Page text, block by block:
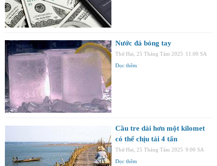
Nước đá bỏng tay
Thứ Hai, 25 Tháng Tám 2025 11:00 SA
Đọc thêm
Cầu tre dài hơn một kilomet
có thể chịu tải 4 tấn
Thứ Hai, 25 Tháng Tám 2025 9:00 SA
Đọc thêm